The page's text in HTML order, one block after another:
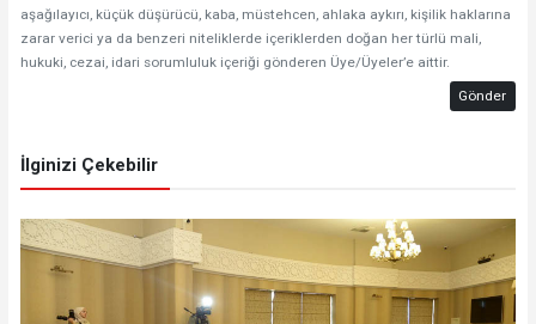
aşağılayıcı, küçük düşürücü, kaba, müstehcen, ahlaka aykırı, kişilik haklarına
zarar verici ya da benzeri niteliklerde içeriklerden doğan her türlü mali,
hukuki, cezai, idari sorumluluk içeriği gönderen Üye/Üyeler’e aittir.
Gönder
İlginizi Çekebilir